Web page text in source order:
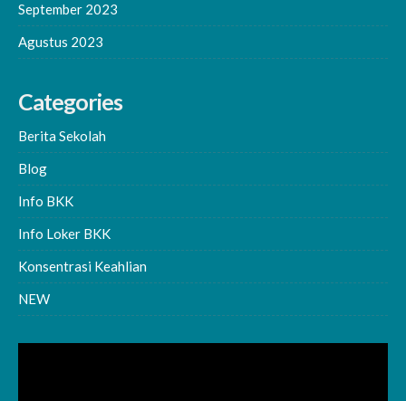
September 2023
Agustus 2023
Categories
Berita Sekolah
Blog
Info BKK
Info Loker BKK
Konsentrasi Keahlian
NEW